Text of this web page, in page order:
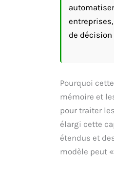
de décision
Pourquoi
mémoire et
pour traiter
élargi cette
étendus et
modèle peut